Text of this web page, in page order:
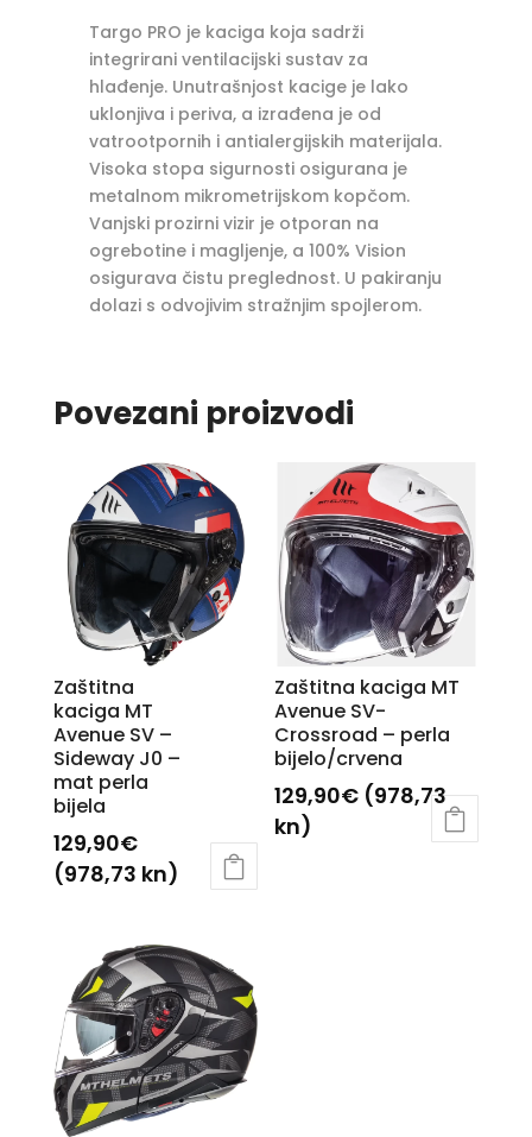
Targo PRO je kaciga koja sadrži
integrirani ventilacijski sustav za
hlađenje. Unutrašnjost kacige je lako
uklonjiva i periva, a izrađena je od
vatrootpornih i antialergijskih materijala.
Visoka stopa sigurnosti osigurana je
metalnom mikrometrijskom kopčom.
Vanjski prozirni vizir je otporan na
ogrebotine i magljenje, a 100% Vision
osigurava čistu preglednost. U pakiranju
dolazi s odvojivim stražnjim spojlerom.
Povezani proizvodi
Zaštitna
kaciga MT
Avenue SV –
Sideway J0 –
mat perla
bijela
129,90€
(978,73 kn)
više
varijanti.
Opcije
se
mogu
Zaštitna kaciga MT
Avenue SV-
Crossroad – perla
bijelo/crvena
129,90€ (978,73
kn)